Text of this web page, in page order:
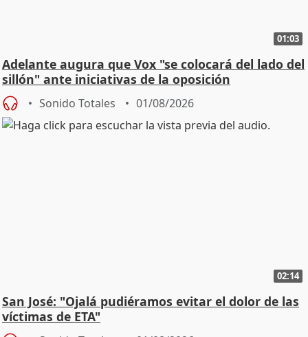
01:03
Adelante augura que Vox "se colocará del lado del
sillón" ante iniciativas de la oposición
Sonido Totales 01/08/2026
02:14
San José: "Ojalá pudiéramos evitar el dolor de las
víctimas de ETA"